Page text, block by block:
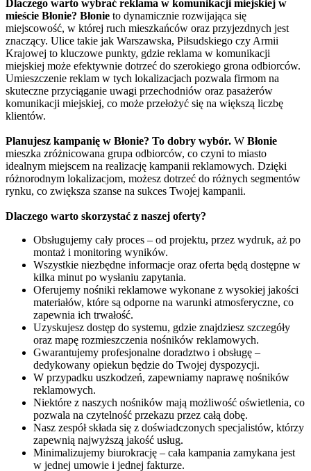
Dlaczego warto wybrać reklama w komunikacji miejskiej w
mieście Błonie? Błonie to dynamicznie rozwijająca się
miejscowość, w której ruch mieszkańców oraz przyjezdnych jest
znaczący. Ulice takie jak Warszawska, Piłsudskiego czy Armii
Krajowej to kluczowe punkty, gdzie reklama w komunikacji
miejskiej może efektywnie dotrzeć do szerokiego grona odbiorców.
Umieszczenie reklam w tych lokalizacjach pozwala firmom na
skuteczne przyciąganie uwagi przechodniów oraz pasażerów
komunikacji miejskiej, co może przełożyć się na większą liczbę
klientów.
Planujesz kampanię w Błonie? To dobry wybór. W Błonie
mieszka zróżnicowana grupa odbiorców, co czyni to miasto
idealnym miejscem na realizację kampanii reklamowych. Dzięki
różnorodnym lokalizacjom, możesz dotrzeć do różnych segmentów
rynku, co zwiększa szanse na sukces Twojej kampanii.
Dlaczego warto skorzystać z naszej oferty?
Obsługujemy cały proces – od projektu, przez wydruk, aż po
montaż i monitoring wyników.
Wszystkie niezbędne informacje oraz oferta będą dostępne w
kilka minut po wysłaniu zapytania.
Oferujemy nośniki reklamowe wykonane z wysokiej jakości
materiałów, które są odporne na warunki atmosferyczne, co
zapewnia ich trwałość.
Uzyskujesz dostęp do systemu, gdzie znajdziesz szczegóły
oraz mapę rozmieszczenia nośników reklamowych.
Gwarantujemy profesjonalne doradztwo i obsługę –
dedykowany opiekun będzie do Twojej dyspozycji.
W przypadku uszkodzeń, zapewniamy naprawę nośników
reklamowych.
Niektóre z naszych nośników mają możliwość oświetlenia, co
pozwala na czytelność przekazu przez całą dobę.
Nasz zespół składa się z doświadczonych specjalistów, którzy
zapewnią najwyższą jakość usług.
Minimalizujemy biurokrację – cała kampania zamykana jest
w jednej umowie i jednej fakturze.